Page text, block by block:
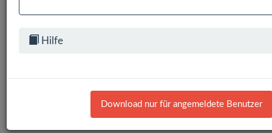
Hilfe
Download nur für angemeldete Benutzer